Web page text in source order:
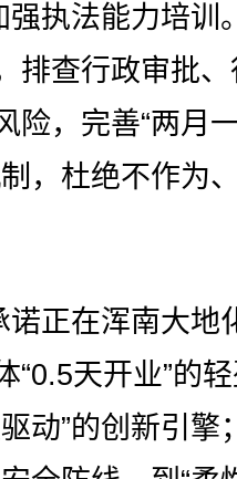
强执法能力培训
排查行政审批
险，完善“两月
，杜绝不作为
正在浑南大地
“0.5天开业”的
动”的创新引擎